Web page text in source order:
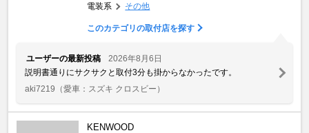
電装系 その他
このカテゴリの取付店を探す
ユーザーの最新投稿
2026年8月6日
説明書通りにサクサクと取付3分も掛からなかったです。
aki7219 （愛車：スズキ クロスビー）
KENWOOD